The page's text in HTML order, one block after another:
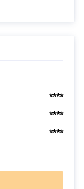
****
****
****